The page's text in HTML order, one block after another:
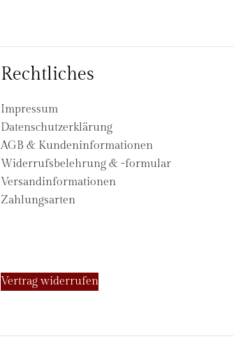
Rechtliches
Impressum
Datenschutzerklärung
AGB & Kundeninformationen
Widerrufsbelehrung & -formular
Versandinformationen
Zahlungsarten
Vertrag widerrufen